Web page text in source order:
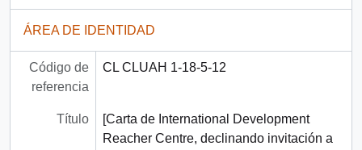
ÁREA DE IDENTIDAD
Código de
referencia
CL CLUAH 1-18-5-12
Título
[Carta de International Development
Reacher Centre, declinando invitación a